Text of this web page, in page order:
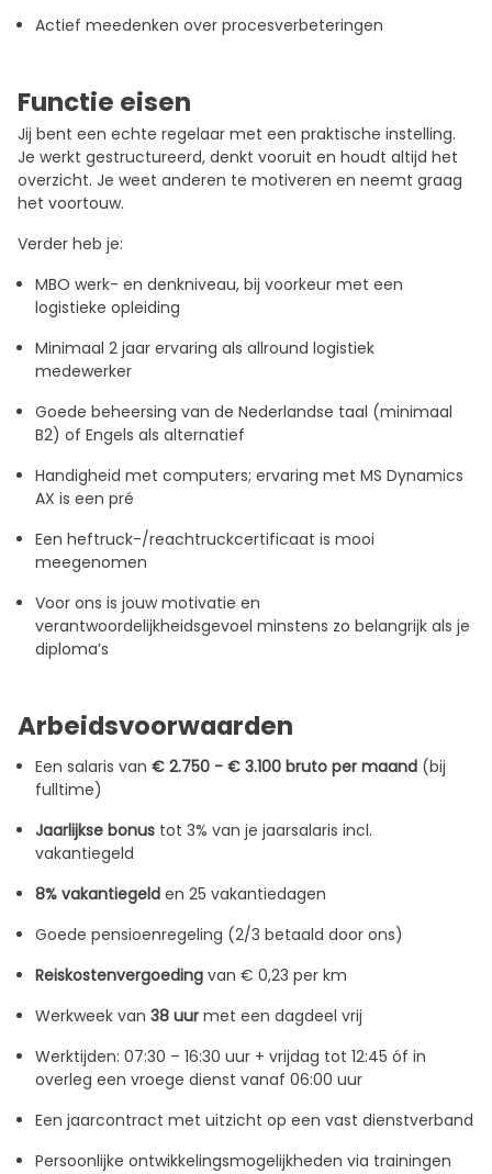
Actief meedenken over procesverbeteringen
Functie eisen
Jij bent een echte regelaar met een praktische instelling.
Je werkt gestructureerd, denkt vooruit en houdt altijd het
overzicht. Je weet anderen te motiveren en neemt graag
het voortouw.
Verder heb je:
MBO werk- en denkniveau, bij voorkeur met een
logistieke opleiding
Minimaal 2 jaar ervaring als allround logistiek
medewerker
Goede beheersing van de Nederlandse taal (minimaal
B2) of Engels als alternatief
Handigheid met computers; ervaring met MS Dynamics
AX is een pré
Een heftruck-/reachtruckcertificaat is mooi
meegenomen
Voor ons is jouw motivatie en
verantwoordelijkheidsgevoel minstens zo belangrijk als je
diploma’s
Arbeidsvoorwaarden
Een salaris van € 2.750 - € 3.100 bruto per maand (bij
fulltime)
Jaarlijkse bonus tot 3% van je jaarsalaris incl.
vakantiegeld
8% vakantiegeld en 25 vakantiedagen
Goede pensioenregeling (2/3 betaald door ons)
Reiskostenvergoeding van € 0,23 per km
Werkweek van 38 uur met een dagdeel vrij
Werktijden: 07:30 – 16:30 uur + vrijdag tot 12:45 óf in
overleg een vroege dienst vanaf 06:00 uur
Een jaarcontract met uitzicht op een vast dienstverband
Persoonlijke ontwikkelingsmogelijkheden via trainingen